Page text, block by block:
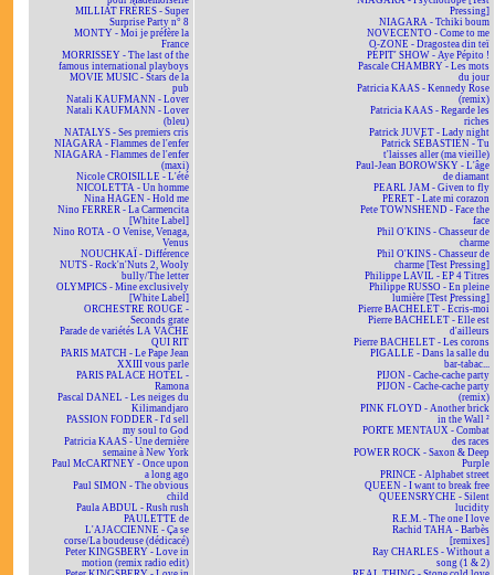
MILLIAT FRÈRES - Super
Surprise Party n° 8
MONTY - Moi je préfère la
France
MORRISSEY - The last of the
famous international playboys
MOVIE MUSIC - Stars de la
pub
Natali KAUFMANN - Lover
Natali KAUFMANN - Lover
(bleu)
NATALYS - Ses premiers cris
NIAGARA - Flammes de l'enfer
NIAGARA - Flammes de l'enfer
(maxi)
Nicole CROISILLE - L'été
NICOLETTA - Un homme
Nina HAGEN - Hold me
Nino FERRER - La Carmencita
[White Label]
Nino ROTA - O Venise, Venaga,
Venus
NOUCHKAÏ - Différence
NUTS - Rock'n'Nuts 2, Wooly
bully/The letter
OLYMPICS - Mine exclusively
[White Label]
ORCHESTRE ROUGE -
Seconds grate
Parade de variétés LA VACHE
QUI RIT
PARIS MATCH - Le Pape Jean
XXIII vous parle
PARIS PALACE HOTEL -
Ramona
Pascal DANEL - Les neiges du
Kilimandjaro
PASSION FODDER - I'd sell
my soul to God
Patricia KAAS - Une dernière
semaine à New York
Paul McCARTNEY - Once upon
a long ago
Paul SIMON - The obvious
child
Paula ABDUL - Rush rush
PAULETTE de
L'AJACCIENNE - Ça se
corse/La boudeuse (dédicacé)
Peter KINGSBERY - Love in
motion (remix radio edit)
Pressing]
NIAGARA - Tchiki boum
NOVECENTO - Come to me
O-ZONE - Dragostea din teï
PÉPIT' SHOW - Aye Pépito !
Pascale CHAMBRY - Les mots
du jour
Patricia KAAS - Kennedy Rose
(remix)
Patricia KAAS - Regarde les
riches
Patrick JUVET - Lady night
Patrick SÉBASTIEN - Tu
t'laisses aller (ma vieille)
Paul-Jean BOROWSKY - L'âge
de diamant
PEARL JAM - Given to fly
PERET - Late mi corazon
Pete TOWNSHEND - Face the
face
Phil O'KINS - Chasseur de
charme
Phil O'KINS - Chasseur de
charme [Test Pressing]
Philippe LAVIL - EP 4 Titres
Philippe RUSSO - En pleine
lumière [Test Pressing]
Pierre BACHELET - Écris-moi
Pierre BACHELET - Elle est
d'ailleurs
Pierre BACHELET - Les corons
PIGALLE - Dans la salle du
bar-tabac...
PIJON - Cache-cache party
PIJON - Cache-cache party
(remix)
PINK FLOYD - Another brick
in the Wall ²
PORTE MENTAUX - Combat
des races
POWER ROCK - Saxon & Deep
Purple
PRINCE - Alphabet street
QUEEN - I want to break free
QUEENSRYCHE - Silent
lucidity
R.E.M. - The one I love
Rachid TAHA - Barbès
[remixes]
Ray CHARLES - Without a
song (1 & 2)